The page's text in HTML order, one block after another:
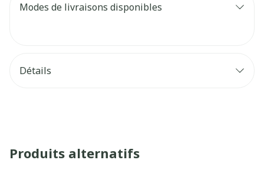
Modes de livraisons disponibles
Détails
Produits alternatifs